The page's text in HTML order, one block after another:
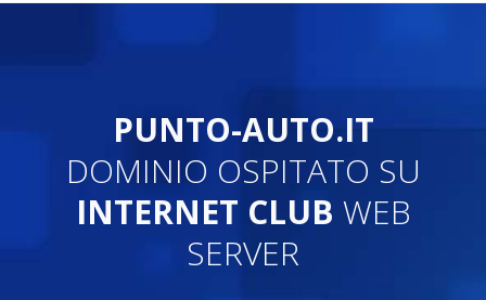
PUNTO-AUTO.IT
DOMINIO OSPITATO SU
INTERNET CLUB WEB
SERVER